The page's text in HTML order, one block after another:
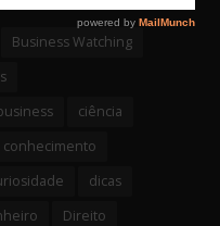
Business Watching
ciência
conhecimento
dicas
Direito